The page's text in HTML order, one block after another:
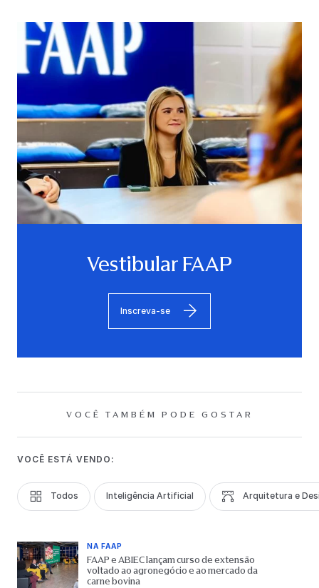
Vestibular FAAP
Inscreva-se
VOCÊ TAMBÉM PODE GOSTAR
VOCÊ ESTÁ VENDO:
Todos Inteligência Artificial Arquitetura e
NA FAAP
FAAP e ABIEC lançam curso de extensão
voltado ao agronegócio e ao mercado da
carne bovina